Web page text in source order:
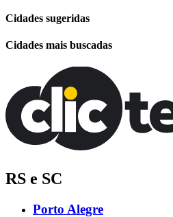
Cidades sugeridas
Cidades mais buscadas
RS e SC
Porto Alegre